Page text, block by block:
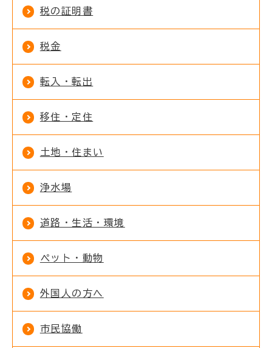
税の証明書
税金
転入・転出
移住・定住
土地・住まい
浄水場
道路・生活・環境
ペット・動物
外国人の方へ
市民協働